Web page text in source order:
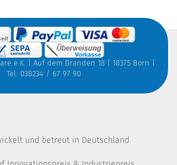
e.K. | Auf dem Branden 18 | 18375 Born |
Tel: 038234 / 67 97 90
und betreut in Deutschland